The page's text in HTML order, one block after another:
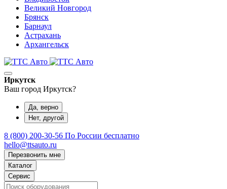
Великий Новгород
Брянск
Барнаул
Астрахань
Архангельск
Иркутск
Ваш город Иркутск?
Да, верно
Нет, другой
8 (800) 200-30-56 По России бесплатно
hello@ttsauto.ru
Перезвонить мне
Каталог
Сервис